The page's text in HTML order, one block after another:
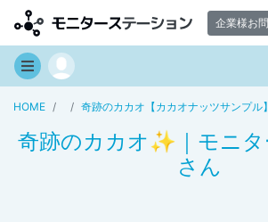
企業様お
HOME 奇跡のカカオ【カカオナッツサンプル】
奇跡のカカオ✨｜モニ
さん